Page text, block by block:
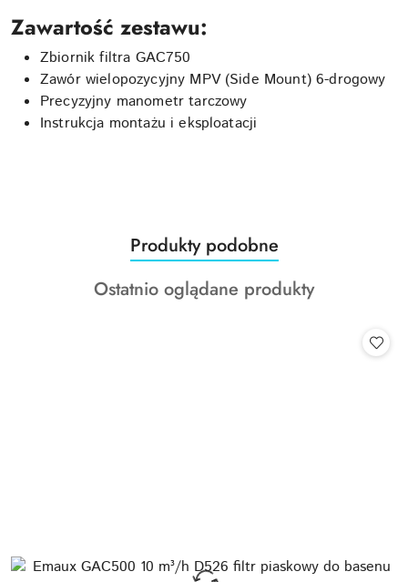
Zawartość zestawu:
Zbiornik filtra GAC750
Zawór wielopozycyjny MPV (Side Mount) 6-drogowy
Precyzyjny manometr tarczowy
Instrukcja montażu i eksploatacji
Pomiń karuzelę produktów
Produkty
o
statusie:
Produkty podobne
Produkty
Ostatnio oglądane produkty